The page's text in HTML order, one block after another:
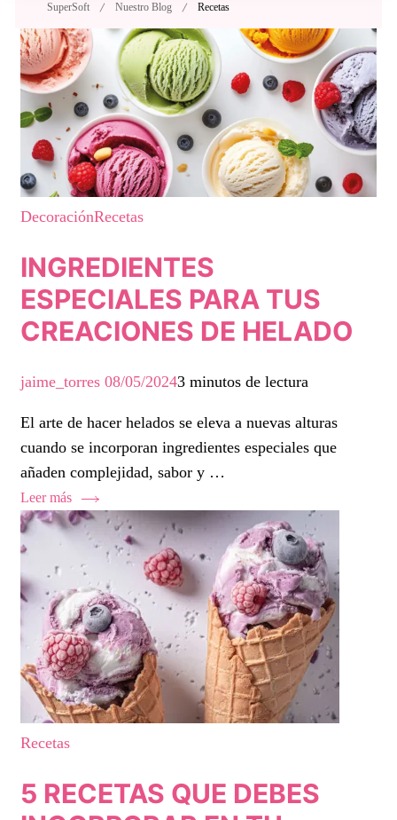
SuperSoft Nuestro Blog Recetas
DecoraciónRecetas
INGREDIENTES
ESPECIALES PARA TUS
CREACIONES DE HELADO
jaime_torres 08/05/20243 minutos de lectura
El arte de hacer helados se eleva a nuevas alturas
cuando se incorporan ingredientes especiales que
añaden complejidad, sabor y …
Leer más
Recetas
5 RECETAS QUE DEBES